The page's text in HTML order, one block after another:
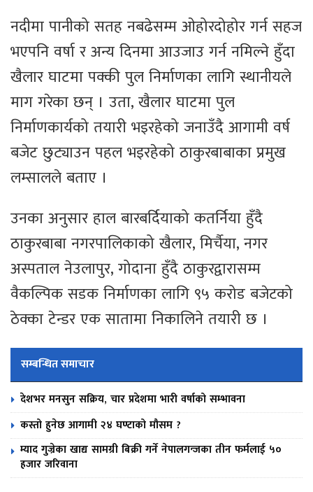
नदीमा पानीको सतह नबढेसम्म ओहोरदोहोर गर्न सहज
भएपनि वर्षा र अन्य दिनमा आउजाउ गर्न नमिल्ने हुँदा
खैलार घाटमा पक्की पुल निर्माणका लागि स्थानीयले
माग गरेका छन् । उता, खैलार घाटमा पुल
निर्माणकार्यको तयारी भइरहेको जनाउँदै आगामी वर्ष
बजेट छुट्याउन पहल भइरहेको ठाकुरबाबाका प्रमुख
लम्सालले बताए ।
उनका अनुसार हाल बारबर्दियाको कतर्निया हुँदै
ठाकुरबाबा नगरपालिकाको खैलार, मिर्चैया, नगर
अस्पताल नेउलापुर, गोदाना हुँदै ठाकुरद्वारासम्म
वैकल्पिक सडक निर्माणका लागि ९५ करोड बजेटको
ठेक्का टेन्डर एक सातामा निकालिने तयारी छ ।
सम्बन्धित समाचार
देशभर मनसुन सक्रिय, चार प्रदेशमा भारी वर्षाको सम्भावना
कस्तो हुनेछ आगामी २४ घण्टाको मौसम ?
म्याद गुज्रेका खाद्य सामग्री बिक्री गर्ने नेपालगन्जका तीन फर्मलाई ५०
हजार जरिवाना